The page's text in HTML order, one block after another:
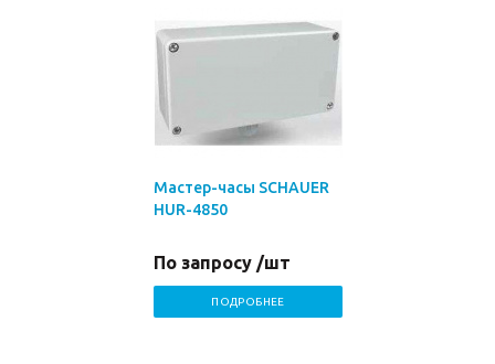
Мастер-часы SCHAUER
HUR-4850
По запросу /шт
ПОДРОБНЕЕ